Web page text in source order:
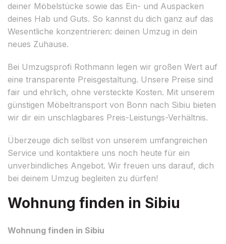
deiner Möbelstücke sowie das Ein- und Auspacken
deines Hab und Guts. So kannst du dich ganz auf das
Wesentliche konzentrieren: deinen Umzug in dein
neues Zuhause.
Bei Umzugsprofi Rothmann legen wir großen Wert auf
eine transparente Preisgestaltung. Unsere Preise sind
fair und ehrlich, ohne versteckte Kosten. Mit unserem
günstigen Möbeltransport von Bonn nach Sibiu bieten
wir dir ein unschlagbares Preis-Leistungs-Verhältnis.
Überzeuge dich selbst von unserem umfangreichen
Service und kontaktiere uns noch heute für ein
unverbindliches Angebot. Wir freuen uns darauf, dich
bei deinem Umzug begleiten zu dürfen!
Wohnung finden in Sibiu
Wohnung finden in Sibiu